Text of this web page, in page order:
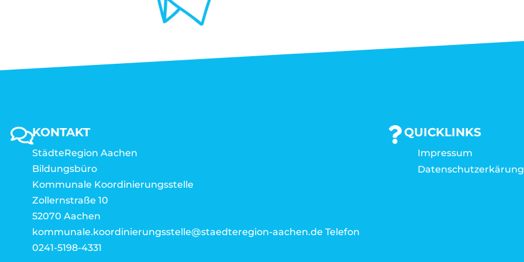
KONTAKT
StädteRegion Aachen
Bildungsbüro
Kommunale Koordinierungsstelle
Zollernstraße 10
52070 Aachen
kommunale.koordinierungsstelle@staedteregion-aachen.de Telefon
0241-5198-4331
QUICKLINKS
Impressum
Datenschutzerkärung